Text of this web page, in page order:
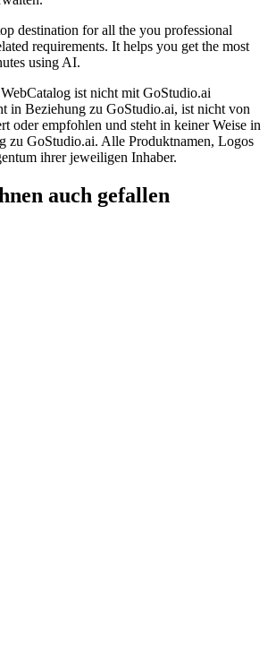
destination for all the you professional
requirements. It helps you get the most
using AI.
ist nicht mit GoStudio.ai
in Beziehung zu GoStudio.ai, ist nicht von
oder empfohlen und steht in keiner Weise in
zu GoStudio.ai. Alle Produktnamen, Logos
ihrer jeweiligen Inhaber.
auch gefallen